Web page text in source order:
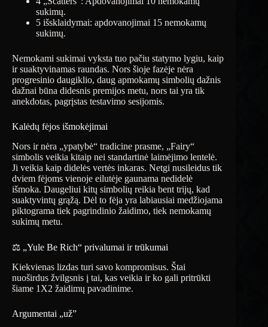
sukimų.
5 išsklaidymai: apdovanojimai 15 nemokamų
sukimų.
Nemokami sukimai vyksta tuo pačiu statymo lygiu, kaip
ir suaktyvinamas raundas. Nors šioje fazėje nėra
progresinio daugiklio, daug apmokamų simbolių dažnis
dažnai būna didesnis premijos metu, nors tai yra tik
anekdotas, pagrįstas testavimo sesijomis.
Kalėdų fėjos išmokėjimai
Nors ir nėra „ypatybė“ tradicine prasme, „Fairy“
simbolis veikia kitaip nei standartinė laimėjimo lentelė.
Ji veikia kaip didelės vertės inkaras. Netgi nusileidus tik
dviem fėjoms vienoje eilutėje gaunama nedidelė
išmoka. Daugeliui kitų simbolių reikia bent trijų, kad
suaktyvintų grąžą. Dėl to fėja yra labiausiai medžiojama
piktograma tiek pagrindinio žaidimo, tiek nemokamų
sukimų metu.
⚖️ „Yule Be Rich“ privalumai ir trūkumai
Kiekvienas lizdas turi savo kompromisus. Štai
nuoširdus žvilgsnis į tai, kas veikia ir ko gali pritrūkti
šiame 1X2 žaidimų pavadinime.
Argumentai „už”